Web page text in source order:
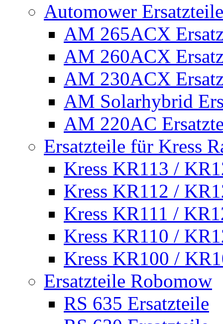
Automower
AM 265ACX
AM 260ACX
AM 230ACX
AM Solarhybrid
AM 220AC
Ersatzteile für Kress
Kress KR113 /
Kress KR112 /
Kress KR111 /
Kress KR110 /
Kress KR100 /
Ersatzteile Robomow
RS 635 Ersatzteile